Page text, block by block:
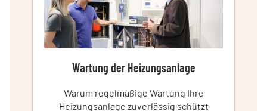
Wartung der Heizungsanlage
Warum regelmäßige Wartung Ihre
Heizungsanlage zuverlässig schützt